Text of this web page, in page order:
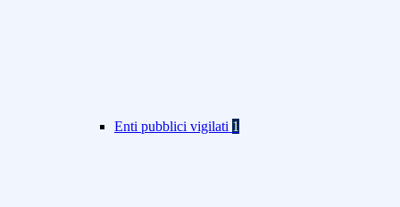
Enti pubblici vigilati 1